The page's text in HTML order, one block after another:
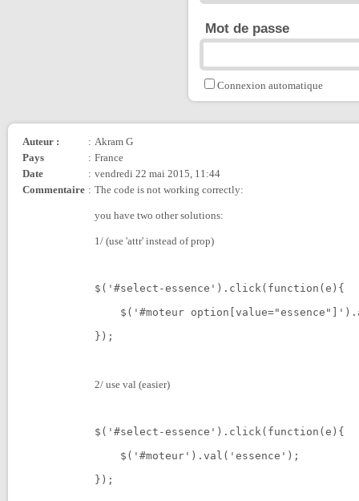
Mot de passe
Connexion automatique
Auteur : : Akram G
Pays
: France
Date
: vendredi 22 mai 2015, 11:44
Commentaire : The code is not working correctly:
you have two other solutions:
1/ (use 'attr' instead of prop)
$('#select-essence').click(function(e){
$('#moteur
});
2/ use val (easier)
$('#select-essence').click(function(e){
    $('#moteur').val('essence');
});